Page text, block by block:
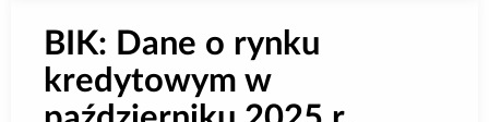
BIK: Dane o rynku
kredytowym w